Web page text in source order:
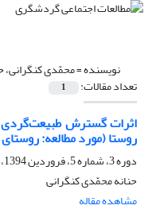
نویسنده =محمّدی کنگرانی،
تعداد مقالات: 1
اثرات گسترش طبیعت‌گردی
روستا (مورد مطالعه:
دوره 3، شماره 5، فروردین 1394، صفحه
حنانه محمّدی کنگرانی
مشاهده مقاله